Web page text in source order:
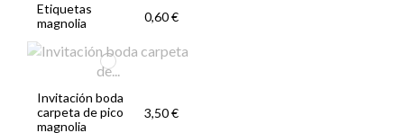
Etiquetas
magnolia
0,60 €
Invitación boda
carpeta de pico
magnolia
3,50 €